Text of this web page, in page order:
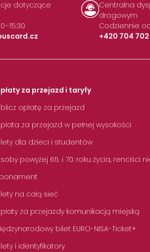
dotyczące
Centralna
drogowym
Codziennie
+420 704
za przejazd i taryfy
opłatę za przejazd
za przejazd w pełnej wysokości
dla dzieci i studentów
powyżej 65. i 70. roku życia,
na całą sieć
za przejazdy komunikacją miejską
bilet EURO-NISA-Ticket+
i identyfikatory